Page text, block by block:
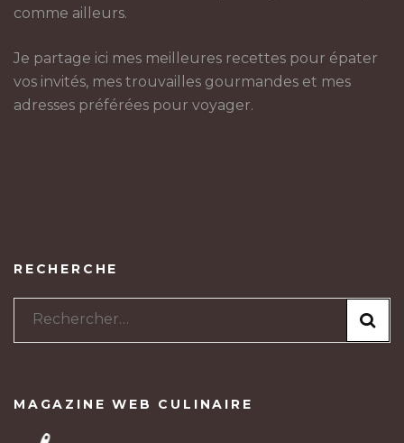
comme ailleurs.
Je partage ici mes meilleures recettes pour épater
vos invités, mes trouvailles gourmandes et mes
adresses préférées pour voyager.
RECHERCHE
Rechercher :
MAGAZINE WEB CULINAIRE